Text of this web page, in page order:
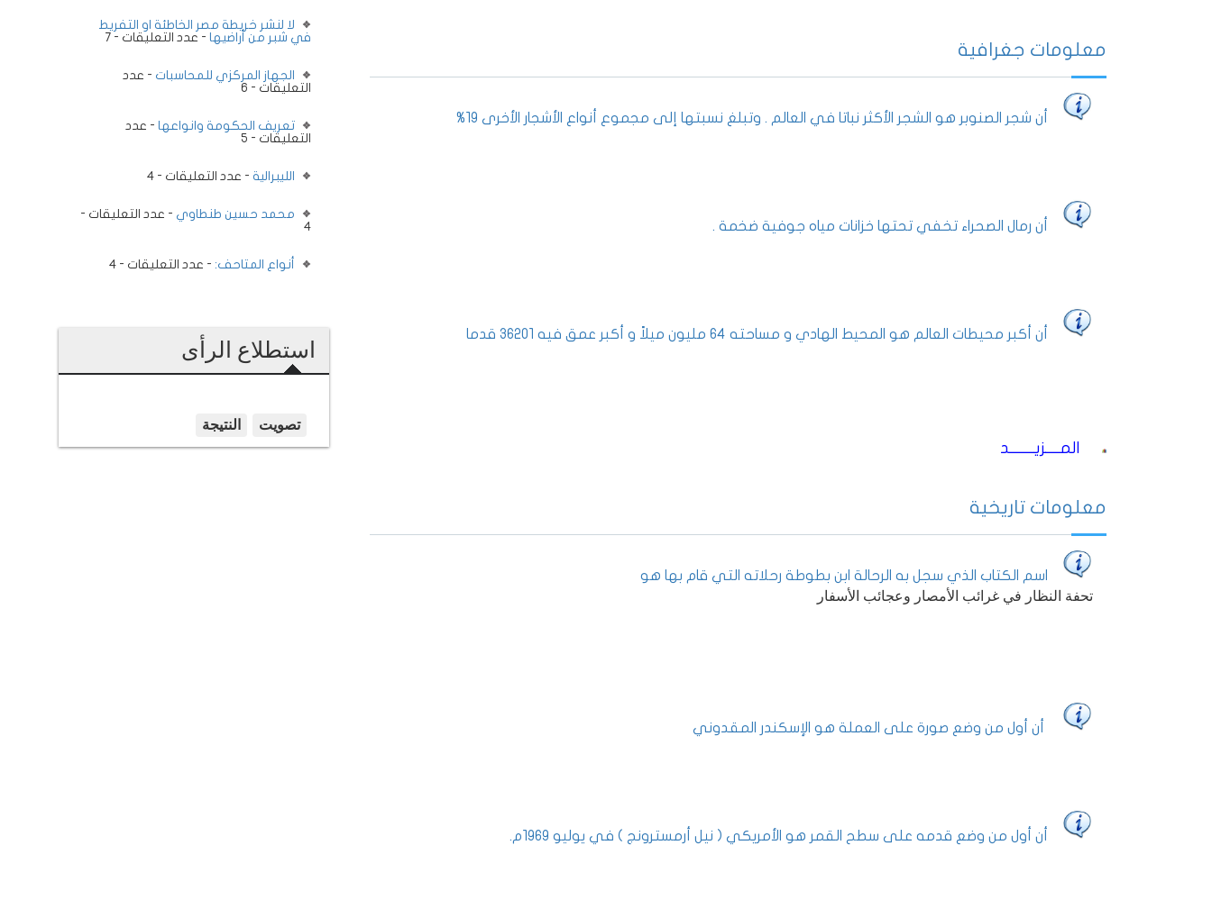
معلومات جغرافية
أن شجر الصنوبر هو الشجر الأكثر نباتا في العالم . وتبلغ نسبتها إلى مجموع أنواع الأشجار الأخرى 19%
أن رمال الصحراء تخفي تحتها خزانات مياه جوفية ضخمة .
أن أكبر محيطات العالم هو المحيط الهادي و مساحته 64 مليون ميلاً و أكبر عمق فيه 36201 قدما
المــــزيـــــــد
معلومات تاريخية
اسم الكتاب الذي سجل به الرحالة ابن بطوطة رحلاته التي قام بها هو
تحفة النظار في غرائب الأمصار وعجائب الأسفار
أن أول من وضع صورة على العملة هو الإسكندر المقدوني
أن أول من وضع قدمه على سطح القمر هو الأمريكي ( نيل أرمسترونج ) في يوليو 1969م.
لا لنشر خريطة مصر الخاطئة او التفريط
في شبر من أراضيها - عدد التعليقات - 7
الجهاز المركزي للمحاسبات - عدد
التعليقات - 6
تعريف الحكومة وانواعها - عدد
التعليقات - 5
الليبرالية - عدد التعليقات - 4
محمد حسين طنطاوي - عدد التعليقات -
4
أنواع المتاحف: - عدد التعليقات - 4
استطلاع الرأى